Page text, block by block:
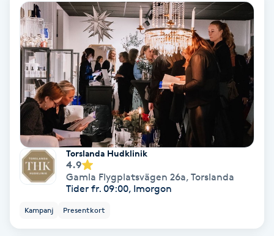
Ansiktsbehandling djuprengörande
Babylights
Balayage
Bambumassage
Barber
BIAB
Torslanda Hudklinik
4.9
Gamla Flygplatsvägen 26a, Torslanda
Tider fr. 09:00, Imorgon
Kampanj Presentkort